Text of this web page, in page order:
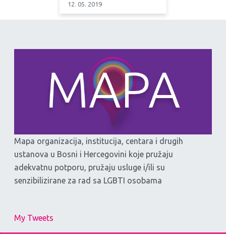
12. 05. 2019
Mapa organizacija, institucija, centara i drugih
ustanova u Bosni i Hercegovini koje pružaju
adekvatnu potporu, pružaju usluge i/ili su
senzibilizirane za rad sa LGBTI osobama
My Tweets